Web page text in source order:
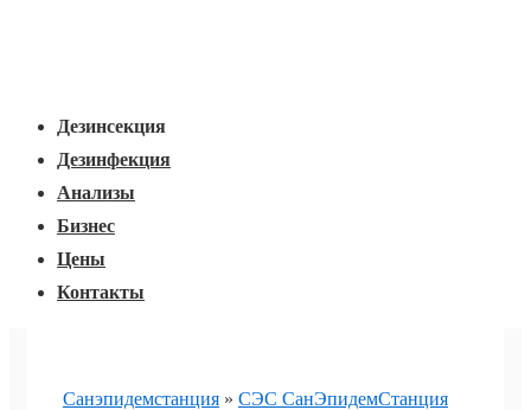
навигацияДезинсекция
Дезинфекция
Анализы
Бизнес
Цены
Контакты
Санэпидемстанция » СЭС СанЭпидемСтанция